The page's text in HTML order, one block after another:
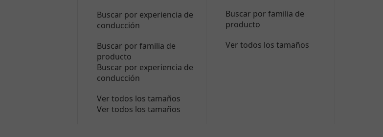
Buscar por experiencia de
conducción
Buscar por familia de
producto
Buscar por experiencia de
conducción
Ver todos los tamaños
Ver todos los tamaños
Buscar por familia de
producto
Ver todos los tamaños